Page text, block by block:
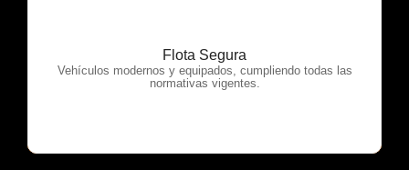
Flota Segura
Vehículos modernos y equipados, cumpliendo todas las
normativas vigentes.
OTP Servicios